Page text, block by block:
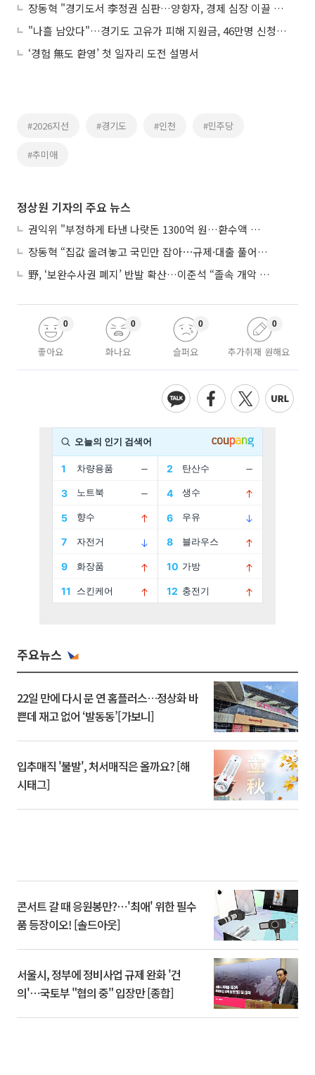
장동혁 "경기도서 李정권 심판…양향자, 경제 심장 이끌 적임자"
"나흘 남았다"…경기도 고유가 피해 지원금, 46만명 신청 완료·지역화폐 선택 급증
‘경험 無도 환영’ 첫 일자리 도전 설명서
#2026지선 #경기도 #인천 #민주당
#추미애
정상원 기자의 주요 뉴스
권익위 "부정하게 타낸 나랏돈 1300억 원…환수액 역대 최대"
장동혁 “집값 올려놓고 국민만 잡아⋯규제·대출 풀어야”
野, ‘보완수사권 폐지’ 반발 확산…이준석 “졸속 개악 입법”
좋아요
0
화나요
0
슬퍼요
0
추가취재 원해요
0
주요뉴스
22일 만에 다시 문 연 홈플러스…정상화 바
쁜데 재고 없어 ‘발동동’[가보니]
입추매직 '불발', 처서매직은 올까요? [해
시태그]
콘서트 갈 때 응원봉만?⋯'최애' 위한 필수
품 등장이오! [솔드아웃]
서울시, 정부에 정비사업 규제 완화 '건
의'⋯국토부 "협의 중" 입장만 [종합]